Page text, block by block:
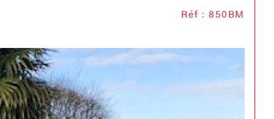
Réf : 850BM